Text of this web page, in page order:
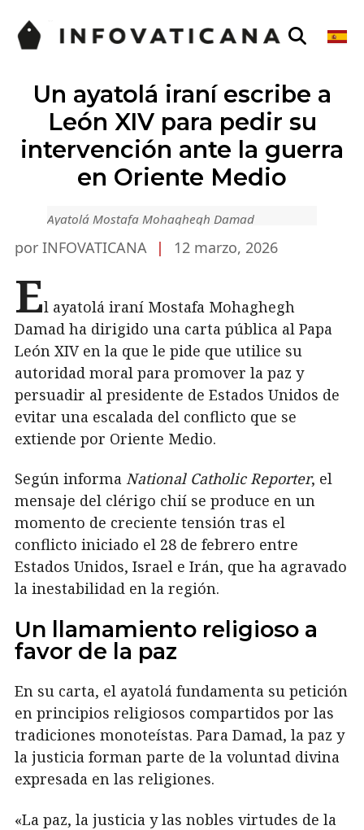
Un ayatolá iraní escribe a
León XIV para pedir su
intervención ante la guerra
en Oriente Medio
Ayatolá Mostafa Mohaghegh Damad
por INFOVATICANA | 12 marzo, 2026
El ayatolá iraní Mostafa Mohaghegh
Damad ha dirigido una carta pública al Papa
León XIV en la que le pide que utilice su
autoridad moral para promover la paz y
persuadir al presidente de Estados Unidos de
evitar una escalada del conflicto que se
extiende por Oriente Medio.
Según informa National Catholic Reporter, el
mensaje del clérigo chií se produce en un
momento de creciente tensión tras el
conflicto iniciado el 28 de febrero entre
Estados Unidos, Israel e Irán, que ha agravado
la inestabilidad en la región.
Un llamamiento religioso a
favor de la paz
En su carta, el ayatolá fundamenta su petición
en principios religiosos compartidos por las
tradiciones monoteístas. Para Damad, la paz y
la justicia forman parte de la voluntad divina
expresada en las religiones.
«La paz, la justicia y las nobles virtudes de la